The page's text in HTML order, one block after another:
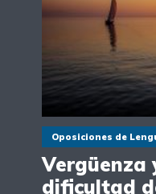
Oposiciones de
Vergüenza
dificultad